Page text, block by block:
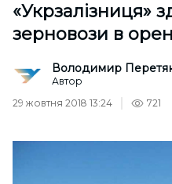
«Укрзалізниця»
зерновози в
Володимир
Автор
29 жовтня 2018 13:24
721